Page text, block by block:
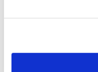
sectores emergentes.
TEMAS